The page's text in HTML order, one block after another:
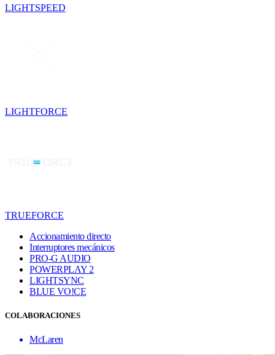
LIGHTSPEED
LIGHTFORCE
TRUEFORCE
Accionamiento directo
Interruptores mecánicos
PRO-G AUDIO
POWERPLAY 2
LIGHTSYNC
BLUE VO!CE
COLABORACIONES
McLaren